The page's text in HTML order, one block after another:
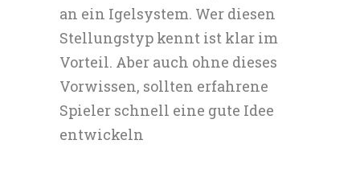
an ein Igelsystem. Wer diesen
Stellungstyp kennt ist klar im
Vorteil. Aber auch ohne dieses
Vorwissen, sollten erfahrene
Spieler schnell eine gute Idee
entwickeln